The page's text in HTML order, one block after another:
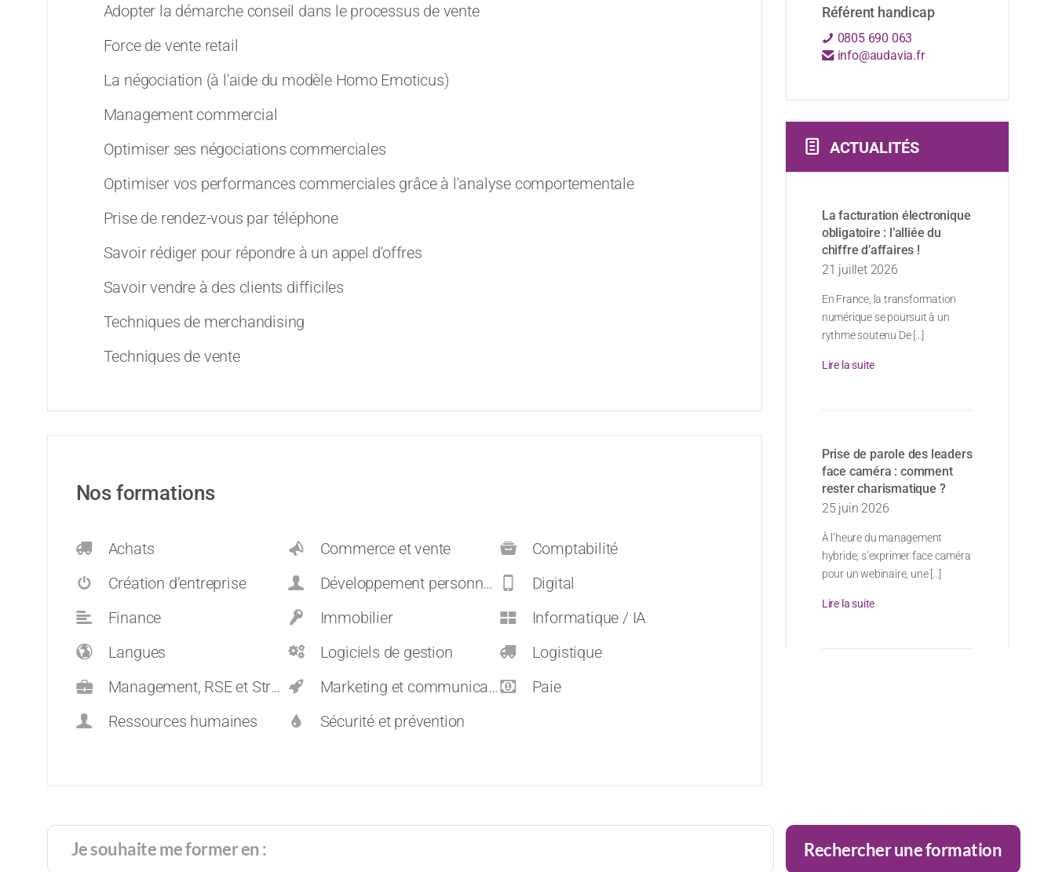
Adopter la démarche conseil dans le processus de vente
Force de vente retail
La négociation (à l'aide du modèle Homo Emoticus)
Management commercial
Optimiser ses négociations commerciales
Optimiser vos performances commerciales grâce à l'analyse comportementale
Prise de rendez-vous par téléphone
Savoir rédiger pour répondre à un appel d'offres
Savoir vendre à des clients difficiles
Techniques de merchandising
Techniques de vente
Nos formations
Achats Commerce et vente
Comptabilité
Création d’entreprise
Développement personnel et carrières
Digital
Finance
Immobilier
Informatique / IA
Langues
Logiciels de gestion
Logistique
Management, RSE et Stratégie
Marketing et communication
Paie
Ressources humaines
Sécurité et prévention
Référent handicap
0805 690 063
info@audavia.fr
ACTUALITÉS
La facturation électronique
obligatoire : l’alliée du
chiffre d’affaires !
21 juillet 2026
En France, la transformation
numérique se poursuit à un
rythme soutenu De [...]
Lire la suite
Prise de parole des leaders
face caméra : comment
rester charismatique ?
25 juin 2026
À l’heure du management
hybride, s’exprimer face caméra
pour un webinaire, une [...]
Lire la suite
Rechercher une formation